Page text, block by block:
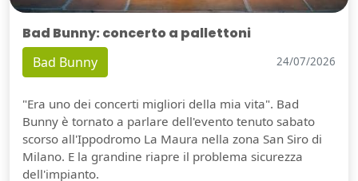
Bad Bunny: concerto a pallettoni
Bad Bunny 24/07/2026
"Era uno dei concerti migliori della mia vita". Bad
Bunny è tornato a parlare dell'evento tenuto sabato
scorso all'Ippodromo La Maura nella zona San Siro di
Milano. E la grandine riapre il problema sicurezza
dell'impianto.